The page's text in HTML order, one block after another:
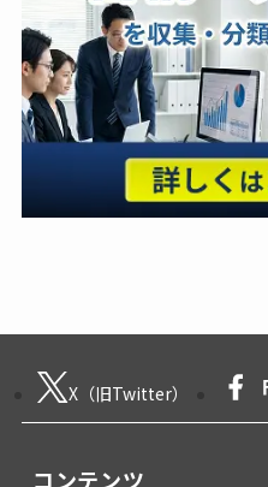
X（旧Twitter）
コンテンツ